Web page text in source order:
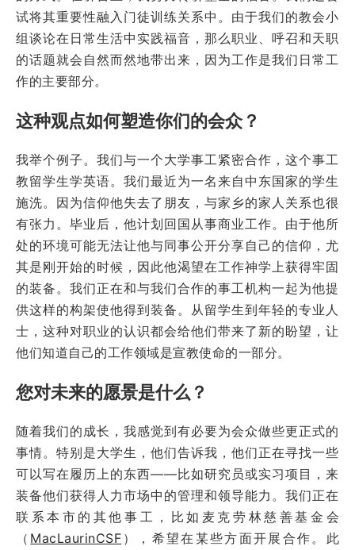
试将其重要性融入门徒训练关系中。由于我们的教会小
组谈论在日常生活中实践福音，那么职业、呼召和天职
的话题就会自然而然地带出来，因为工作是我们日常工
作的主要部分。
这种观点如何塑造你们的会众？
我举个例子。我们与一个大学事工紧密合作，这个事工
教留学生学英语。我们最近为一名来自中东国家的学生
施洗。因为信仰他失去了朋友，与家乡的家人关系也很
有张力。毕业后，他计划回国从事商业工作。由于他所
处的环境可能无法让他与同事公开分享自己的信仰，尤
其是刚开始的时候，因此他渴望在工作神学上获得牢固
的装备。我们正在和与我们合作的事工机构一起为他提
供这样的构架使他得到装备。从留学生到年轻的专业人
士，这种对职业的认识都会给他们带来了新的盼望，让
他们知道自己的工作领域是宣教使命的一部分。
您对未来的愿景是什么？
随着我们的成长，我感觉到有必要为会众做些更正式的
事情。特别是大学生，他们告诉我，他们正在寻找一些
可以写在履历上的东西——比如研究员或实习项目，来
装备他们获得人力市场中的管理和领导能力。我们正在
联系本市的其他事工，比如麦克劳林慈善基金会
（ MacLaurinCSF ），希望在某些方面开展合作。此